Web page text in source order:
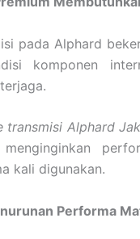
pada Alphard
komponen
transmisi Alphard
menginginkan
kali digunakan.
Performa